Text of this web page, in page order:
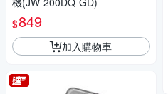
$849
加入購物車